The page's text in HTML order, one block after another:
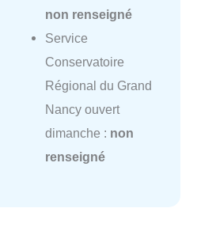
non renseigné
Service
Conservatoire
Régional du Grand
Nancy ouvert
dimanche : non
renseigné